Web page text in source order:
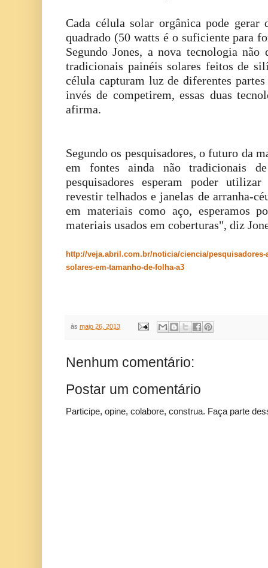
Cada célula solar orgânica pode
quadrado (50 watts é o suficiente para
Segundo Jones, a nova tecnologia
tradicionais painéis solares feitos de
célula capturam luz de diferentes
invés de competirem, essas duas
afirma.
Segundo os pesquisadores, o futuro da
em fontes ainda não tradicionais
pesquisadores esperam poder
revestir telhados e janelas de arranha-
em materiais como aço, esperamos
materiais usados em coberturas", diz
http://veja.abril.com.br/noticia/ciencia/
solares-em-tamanho-de-folha-a3
às maio 26, 2013
Nenhum comentário:
Postar um comentário
Participe, opine, colabore, construa. Faça parte